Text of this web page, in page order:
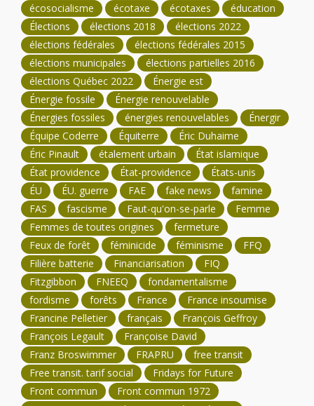
écosocialisme
écotaxe écotaxes
éducation
Élections
élections 2018
élections 2022
élections fédérales
élections fédérales 2015
élections municipales
élections partielles 2016
élections Québec 2022
Énergie est
Énergie fossile
Énergie renouvelable
Énergies fossiles
énergies renouvelables
Énergir
Équipe Coderre
Équiterre
Éric Duhaime
Éric Pinault
étalement urbain
État islamique
État providence
État-providence
États-unis
ÉU
ÉU. guerre FAE fake news
famine
FAS
fascisme Faut-qu'on-se-parle
Femme
Femmes de toutes origines
fermeture
Feux de forêt
féminicide féminisme
FFQ
Filière batterie
Financiarisation
FIQ
Fitzgibbon
FNEEQ
fondamentalisme
fordisme
forêts France
France insoumise
Francine Pelletier
français
François Geffroy
François Legault
Françoise David
Franz Broswimmer
FRAPRU
free transit
Free transit. tarif social
Fridays for Future
Front commun
Front commun 1972